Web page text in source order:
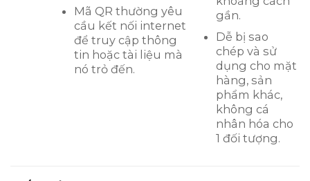
Mã QR thường yêu
cầu kết nối internet
để truy cập thông
tin hoặc tài liệu mà
nó trỏ đến.
gần.
Dễ bị sao
chép và sử
dụng cho mặt
hàng, sản
phẩm khác,
không cá
nhân hóa cho
1 đối tượng.